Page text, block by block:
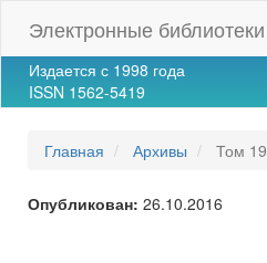
Navigation
Main
Content
Sidebar
Электронные библиотеки
Издается с 1998 года
ISSN 1562-5419
Главная Архивы Том
Опубликован: 26.10.2016